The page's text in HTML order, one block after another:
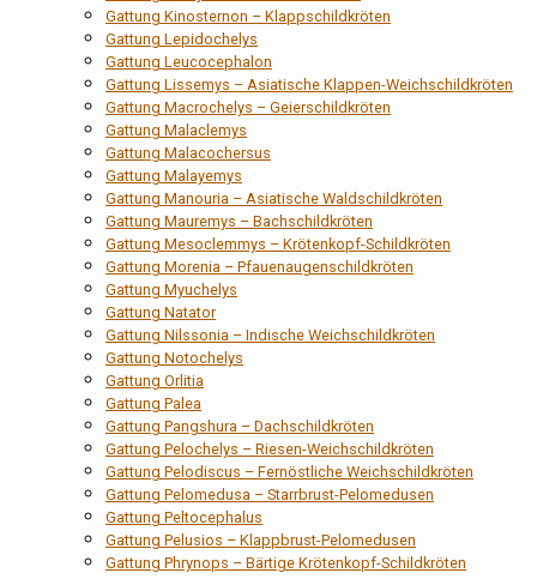
Gattung Kinosternon – Klappschildkröten
Gattung Lepidochelys
Gattung Leucocephalon
Gattung Lissemys – Asiatische Klappen-Weichschildkröten
Gattung Macrochelys – Geierschildkröten
Gattung Malaclemys
Gattung Malacochersus
Gattung Malayemys
Gattung Manouria – Asiatische Waldschildkröten
Gattung Mauremys – Bachschildkröten
Gattung Mesoclemmys – Krötenkopf-Schildkröten
Gattung Morenia – Pfauenaugenschildkröten
Gattung Myuchelys
Gattung Natator
Gattung Nilssonia – Indische Weichschildkröten
Gattung Notochelys
Gattung Orlitia
Gattung Palea
Gattung Pangshura – Dachschildkröten
Gattung Pelochelys – Riesen-Weichschildkröten
Gattung Pelodiscus – Fernöstliche Weichschildkröten
Gattung Pelomedusa – Starrbrust-Pelomedusen
Gattung Peltocephalus
Gattung Pelusios – Klappbrust-Pelomedusen
Gattung Phrynops – Bärtige Krötenkopf-Schildkröten